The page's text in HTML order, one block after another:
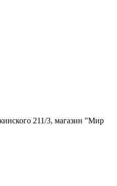
211/3, магазин "Мир